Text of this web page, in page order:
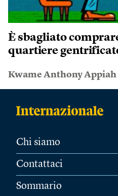
È sbagliato
quartiere
Kwame Anthony Appiah
Chi siamo
Contattaci
Sommario